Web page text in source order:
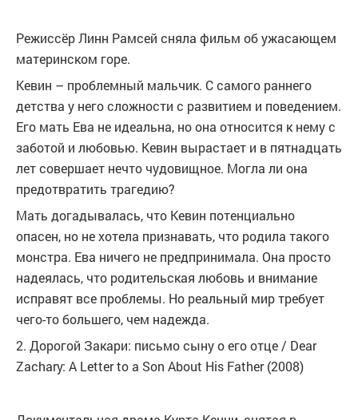
Режиссёр Линн Рамсей сняла фильм об ужасающем
материнском горе.
Кевин – проблемный мальчик. С самого раннего
детства у него сложности с развитием и поведением.
Его мать Ева не идеальна, но она относится к нему с
заботой и любовью. Кевин вырастает и в пятнадцать
лет совершает нечто чудовищное. Могла ли она
предотвратить трагедию?
Мать догадывалась, что Кевин потенциально
опасен, но не хотела признавать, что родила такого
монстра. Ева ничего не предпринимала. Она просто
надеялась, что родительская любовь и внимание
исправят все проблемы. Но реальный мир требует
чего-то большего, чем надежда.
2. Дорогой Закари: письмо сыну о его отце / Dear
Zachary: A Letter to a Son About His Father (2008)